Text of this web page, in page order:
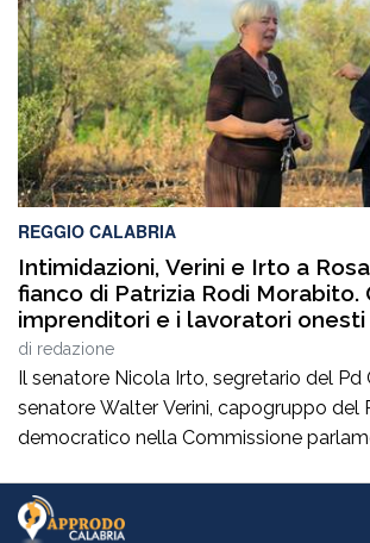
Direttore generale della Regione
generale della ItalConsult Spa, […]
REGGIO CALABRIA
Intimidazioni, Verini e Irto a
fianco di Patrizia Rodi Morabito.
imprenditori e i lavoratori
essere lasciati da soli”
di redazione
Il senatore Nicola Irto, segretario del Pd
senatore Walter Verini, capogruppo del
democratico nella Commissione
imprenditrice agricola di Rosarno (Rc) la
stata più volte colpita da incendi, furti e